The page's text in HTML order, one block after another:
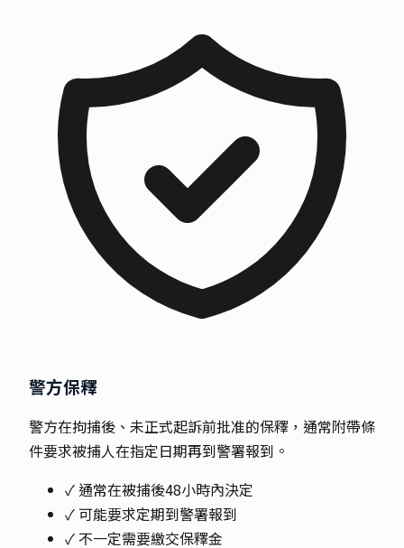
警方保釋
警方在拘捕後、未正式起訴前批准的保釋，通常附帶條
件要求被捕人在指定日期再到警署報到。
✓ 通常在被捕後48小時內決定
✓ 可能要求定期到警署報到
✓ 不一定需要繳交保釋金